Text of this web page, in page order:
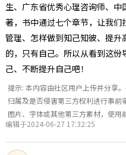
生、广东省优秀心理咨询师、
著，书中通过七个章节，让我
管理、怎样做到知己知彼、提
的，只有自己。所以从看到这
己、不断提升自己吧！
提示: 本内容由社区用户上传并分享
归属及是否侵害第三方权利进行事
图片、字体或其他第三方素材，使用
编辑于2024-06-27 17:32:25